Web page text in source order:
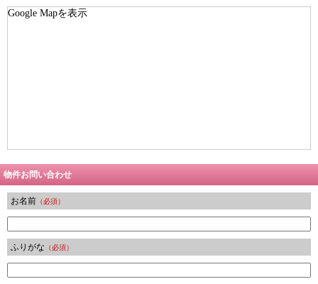
Google Mapを表示
物件お問い合わせ
お名前 （必須）
ふりがな （必須）